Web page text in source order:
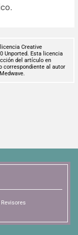
Creative
Unported. Esta licencia
del artículo en
correspondiente al autor
Revisores